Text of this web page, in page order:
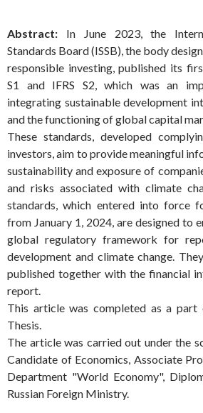
Abstract: In June 2023, the
Standards Board (ISSB), the body
responsible investing, published its
S1 and IFRS S2, which was an
integrating sustainable development
and the functioning of global capital
These standards, developed
investors, aim to provide meaningful
sustainability and exposure of
and risks associated with climate
standards, which entered into force
from January 1, 2024, are designed to
global regulatory framework for
development and climate change.
published together with the financial
report.
This article was completed as a
Thesis.
The article was carried out under the
Candidate of Economics, Associate
Department "World Economy",
Russian Foreign Ministry.